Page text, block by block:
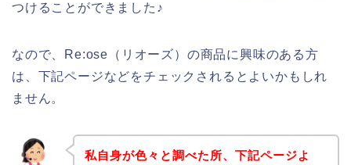
つけることができました♪
なので、Re:ose（リオーズ）の商品に興味のある方
は、下記ページなどをチェックされるとよいかもしれ
ません。
私自身が色々と調べた所、下記ページよ